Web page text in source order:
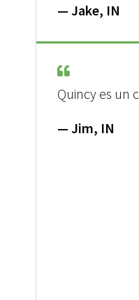
— Jake, IN
Quincy es un
— Jim, IN